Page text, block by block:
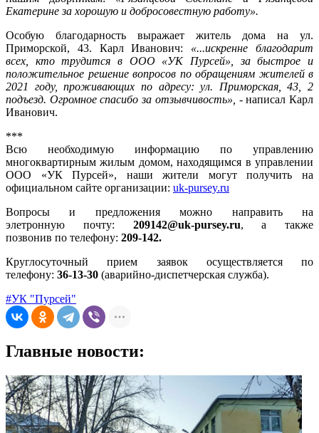
Екатерине за хорошую и добросовестную работу».
Особую благодарность выражает житель дома на ул.
Приморской, 43. Карл Иванович: «...искренне благодарит
всех, кто трудится в ООО «УК Пурсей», за быстрое и
положительное решение вопросов по обращениям жителей в
2021 году, проживающих по адресу: ул. Приморская, 43, 2
подъезд. Огромное спасибо за отзывчивость», - написал Карл
Иванович.
***
Всю необходимую информацию по управлению
многоквартирным жилым домом, находящимся в управлении
ООО «УК Пурсей», наши жители могут получить на
официальном сайте организации: uk-pursey.ru
Вопросы и предложения можно направить на
элетронную почту: 209142@uk-pursey.ru, а также
позвонив по телефону: 209-142.
Круглосуточный прием заявок осуществляется по
телефону: 36-13-30 (аварийно-диспетчерская служба).
#УК "Пурсей"
Главные новости: